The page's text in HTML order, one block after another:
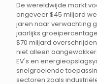
De wereldwijde markt
ongeveer $45 miljard
jaren naar verwachting
jaarlijks groeipercentage
$70 miljard
niet alleen
EV's en
snelgroeiende
sectoren zoals